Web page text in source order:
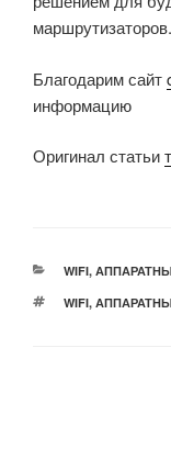
маршрутизаторов.
Благодарим сайт
информацию
Оригинал статьи
РУБРИКИ
WIFI,
МЕТКИ
WIFI,